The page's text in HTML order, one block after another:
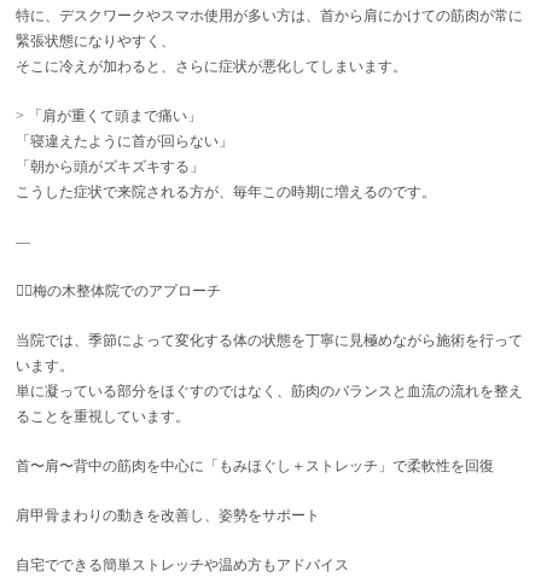
特に、デスクワークやスマホ使用が多い方は、首から肩にかけての筋肉が常に
緊張状態になりやすく、
そこに冷えが加わると、さらに症状が悪化してしまいます。
> 「肩が重くて頭まで痛い」
「寝違えたように首が回らない」
「朝から頭がズキズキする」
こうした症状で来院される方が、毎年この時期に増えるのです。
—
💆‍♂️梅の木整体院でのアプローチ
当院では、季節によって変化する体の状態を丁寧に見極めながら施術を行って
います。
単に凝っている部分をほぐすのではなく、筋肉のバランスと血流の流れを整え
ることを重視しています。
首〜肩〜背中の筋肉を中心に「もみほぐし＋ストレッチ」で柔軟性を回復
肩甲骨まわりの動きを改善し、姿勢をサポート
自宅でできる簡単ストレッチや温め方もアドバイス